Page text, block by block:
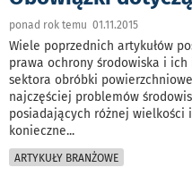
ponad rok temu 01.11.2015
Wiele poprzednich artykułów
prawa ochrony środowiska i
sektora obróbki
najczęściej problemów
posiadających różnej wielkości
konieczne...
ARTYKUŁY BRANŻOWE